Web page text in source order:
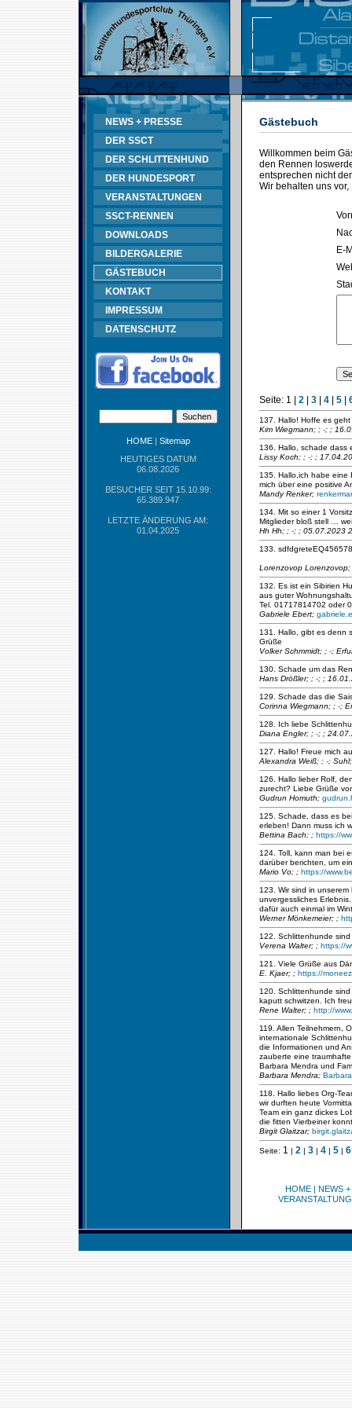
NEWS + PRESSE
DER SSCT
DER SCHLITTENHUND
DER HUNDESPORT
VERANSTALTUNGEN
SSCT-RENNEN
DOWNLOADS
BILDERGALERIE
GÄSTEBUCH
KONTAKT
IMPRESSUM
DATENSCHUTZ
HOME| Sitemap
HEUTIGES DATUM
06.08.2026
BESUCHER SEIT 15.10.99:
65.389.947
LETZTE ÄNDERUNG AM:
01.04.2025
Gästebuch
Willkommen beim
den Rennen
entsprechen nicht
Wir behalten uns
E-
Seite: 1 2 3 4 5
137. Hallo! Hoffe es
Kim Wiegmann; ; -; ;
136. Hallo, schade dass
Lissy Koch; ; -; ;
135. Hallo,ich habe eine
mich über eine positive
Mandy Renker;
134. Mit so einer 1
Mitglieder bloß stell …
Hh Hh; ; -; ; 05.07.2023
133.
Lorenzovop Lorenzovop;
132. Es ist ein Sibirien
aus guter
Tel. 01717814702 oder
Gabriele Ebert;
131. Hallo, gibt es denn
Grüße
Volker Schmmidt; ; -;
130. Schade um das
Hans Drößler; ; -; ;
129. Schade das die
Corinna Wiegmann; ; -;
128. Ich liebe
Diana Engler; ; -; ;
127. Hallo! Freue mich
Alexandra Weiß; ; -;
126. Hallo lieber Rolf,
zurecht? Liebe Grüße
Gudrun Homuth;
125. Schade, dass es
erleben! Dann muss ich
Bettina Bach; ; https://
124. Toll, kann man bei
darüber berichten, um
Mario Vo; ; https://
123. Wir sind in
unvergessliches
dafür auch einmal im
Werner Mönkemeier; ;
122. Schlittenhunde
Verena Walter; ; https://
121. Viele Grüße aus
E. Kjaer; ; https://
120. Schlittenhunde
kaputt schwitzen. Ich
Rene Walter; ; http://
119. Allen Teilnehmern,
internationale
die Informationen und
zauberte eine
Barbara Mendra und
Barbara Mendra;
118. Hallo liebes Org-
wir durften heute
Team ein ganz dickes
die fitten Vierbeiner
Birgit Glaitzar;
Seite: 1 | 2 | 3 | 4 | 5 | 6
HOME| NEWS